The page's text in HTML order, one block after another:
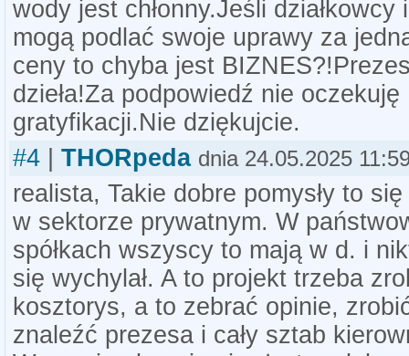
wody jest chłonny.Jeśli działkowcy
mogą podlać swoje uprawy za
ceny to chyba jest
dzieła!Za podpowiedź nie oczekuję
gratyfikacji.Nie dziękujcie.
#4
THORpeda dnia 24.05.2025
realista, Takie dobre pomysły to
w sektorze prywatnym. W
spółkach wszyscy to mają w d. i
się wychylał. A to projekt trzeba
kosztorys, a to zebrać opinie,
znaleźć prezesa i cały sztab